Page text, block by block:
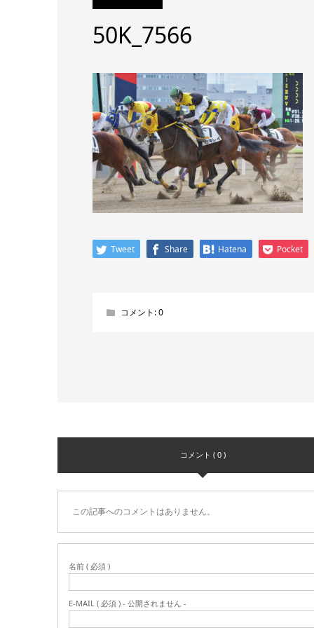
50K_7566
Tweet Share Hatena Pocket
コメント:0
コメント ( 0 )
この記事へのコメントはありません。
名前 ( 必須 )
E-MAIL ( 必須 ) - 公開されません -